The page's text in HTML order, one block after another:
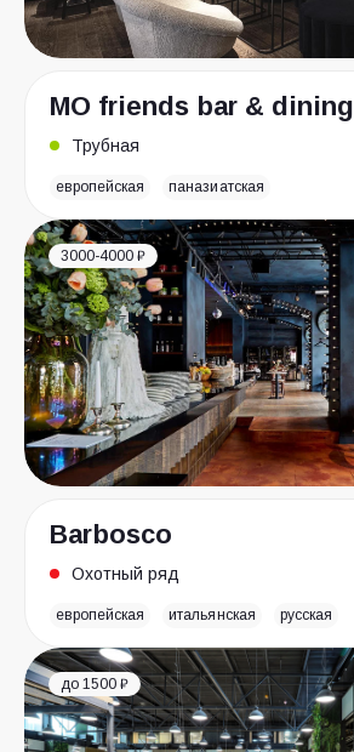
MO friends bar & dining
Трубная
европейская паназиатская
3000-4000 ₽
Barbosco
Охотный ряд
европейская итальянская русская
до 1500 ₽